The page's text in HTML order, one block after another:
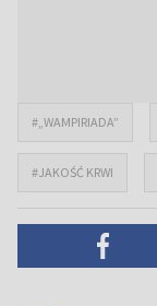
#„WAMPIRIADA”
#JAKOŚĆ KRWI